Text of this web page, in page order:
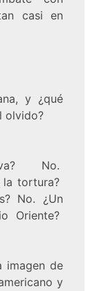
casi en
y ¿qué
olvido?
No.
tortura?
No. ¿Un
Oriente?
imagen de
y